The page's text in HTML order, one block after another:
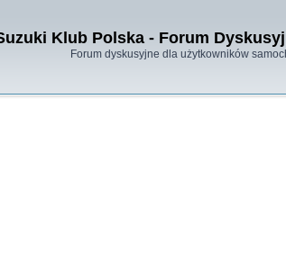
Klub Polska - Forum
Forum dyskusyjne dla użytkowników